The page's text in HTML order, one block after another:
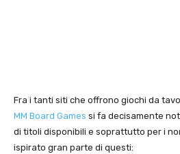
Fra i tanti siti che offrono giochi da
MM Board Games si fa decisamente
di titoli disponibili e soprattutto per i
ispirato gran parte di questi: